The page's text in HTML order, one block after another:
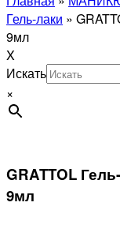
Гель-лаки »
9мл
X
Искать
×
GRATTOL
9мл